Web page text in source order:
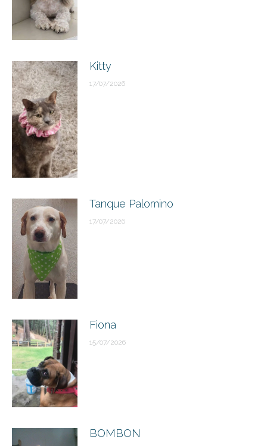
Kitty
17/07/2026
Tanque Palomino
17/07/2026
Fiona
15/07/2026
BOMBON